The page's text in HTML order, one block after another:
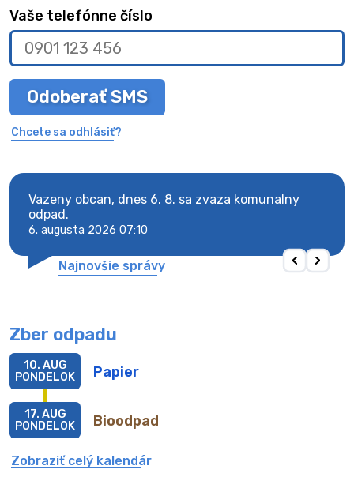
Vaše telefónne číslo
Odoberať SMS
Chcete sa odhlásiť?
Vazeny obcan, dnes 6. 8. sa zvaza komunalny
odpad.
6. augusta 2026 07:10
Najnovšie správy
Zber odpadu
Papier
10. AUG
PONDELOK
Bioodpad
17. AUG
PONDELOK
Zobraziť celý kalendár